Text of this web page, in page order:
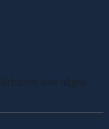
hon några